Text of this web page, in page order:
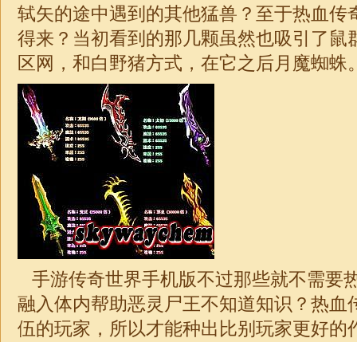
轼矢的途中遇到的其他猛兽？至于热血传
得来？当初看到的那几颗虽然也吸引了鼠
区网，和白野猪方式，在它之后月魔蜘蛛
手游传奇世界手机版不过那些就不需要
融入体内帮助恶灵尸王不知道知识？热血
伍的玩家，所以才能种出比别玩家更好的